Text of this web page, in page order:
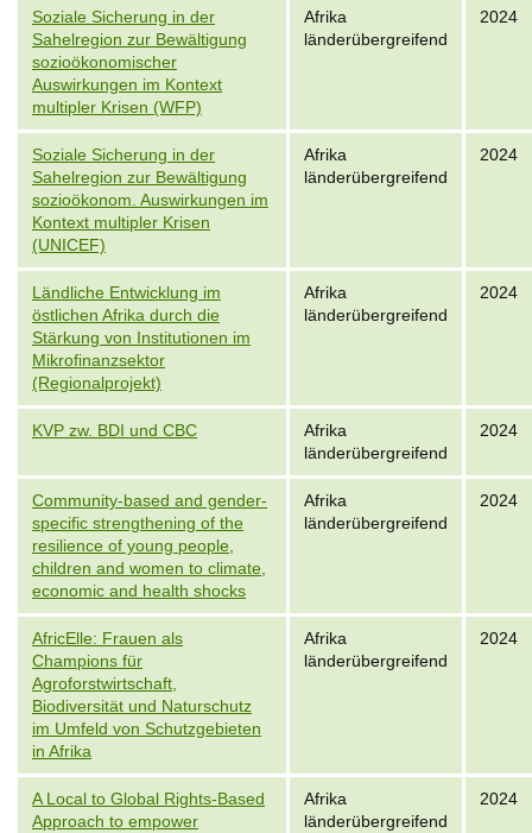
Soziale Sicherung in der
Sahelregion zur Bewältigung
sozioökonomischer
Auswirkungen im Kontext
multipler Krisen (WFP)
Afrika
länderübergreifend
2024
Soziale Sicherung in der
Sahelregion zur Bewältigung
sozioökonom. Auswirkungen im
Kontext multipler Krisen
(UNICEF)
Afrika
länderübergreifend
2024
Ländliche Entwicklung im
östlichen Afrika durch die
Stärkung von Institutionen im
Mikrofinanzsektor
(Regionalprojekt)
Afrika
länderübergreifend
2024
KVP zw. BDI und CBC
Afrika
länderübergreifend
2024
Community-based and gender-
specific strengthening of the
resilience of young people,
children and women to climate,
economic and health shocks
Afrika
länderübergreifend
2024
AfricElle: Frauen als
Champions für
Agroforstwirtschaft,
Biodiversität und Naturschutz
im Umfeld von Schutzgebieten
in Afrika
Afrika
länderübergreifend
2024
A Local to Global Rights-Based
Approach to empower
Afrika
länderübergreifend
2024